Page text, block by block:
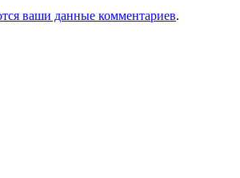
ваши данные комментариев.